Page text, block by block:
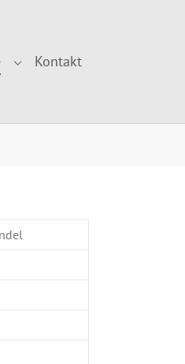
Submenu for
Kontakt